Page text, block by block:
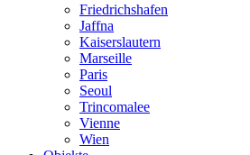
Friedrichshafen
Jaffna
Kaiserslautern
Marseille
Paris
Seoul
Trincomalee
Vienne
Wien